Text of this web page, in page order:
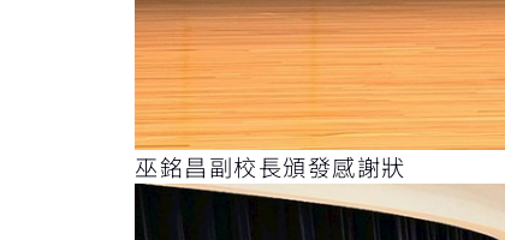
巫銘昌副校長頒發感謝狀